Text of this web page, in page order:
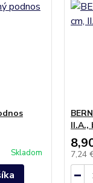
Skladom
II.A.,
7,24